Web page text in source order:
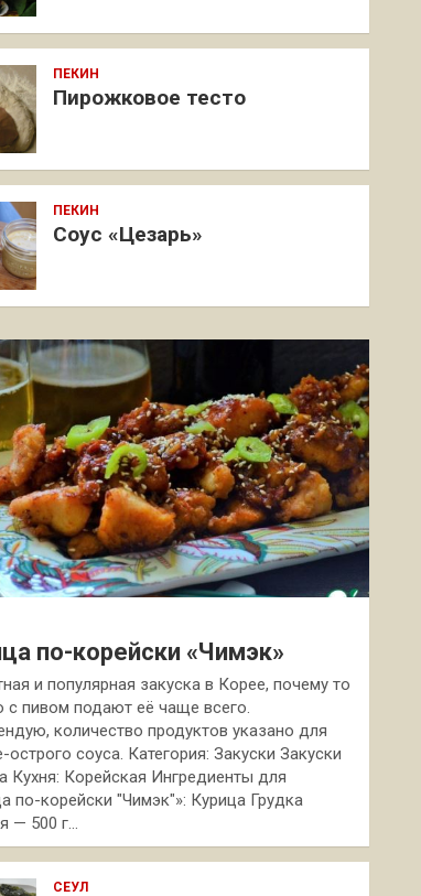
ПЕКИН
Пирожковое тесто
ПЕКИН
Соус «Цезарь»
по-корейски «Чимэк»
и популярная закуска в Корее, почему то
с пивом подают её чаще всего.
количество продуктов указано для
острого соуса. Категория: Закуски Закуски
Кухня: Корейская Ингредиенты для
по-корейски "Чимэк"»: Курица Грудка
— 500 г…
СЕУЛ